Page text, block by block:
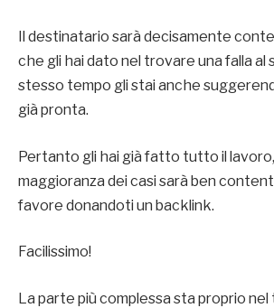
Il destinatario sarà decisamente
che gli hai dato nel trovare una falla al
stesso tempo gli stai anche
già pronta.
Pertanto gli hai già fatto tutto il
maggioranza dei casi sarà ben
favore donandoti un backlink.
Facilissimo!
La parte più complessa sta proprio